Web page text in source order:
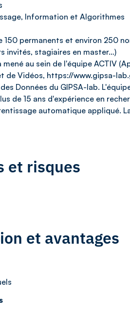
Information et Algorithmes
150 permanents et environ 250
invités, stagiaires en master…)
au sein de l'équipe ACTIV
de Vidéos, https://www.gipsa-
Données du GIPSA-lab.
de 15 ans d'expérience en
automatique appliqué.
et risques
et avantages